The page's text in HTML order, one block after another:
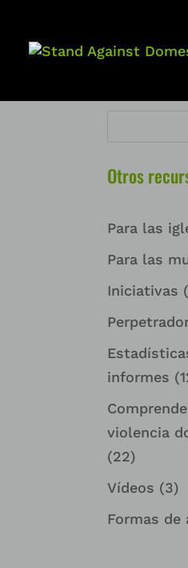
Otros
Para las
Para las
Iniciativas
informes
violencia
(22)
Vídeos (3)
Formas de